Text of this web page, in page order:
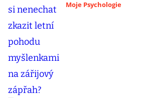
Moje Psychologie